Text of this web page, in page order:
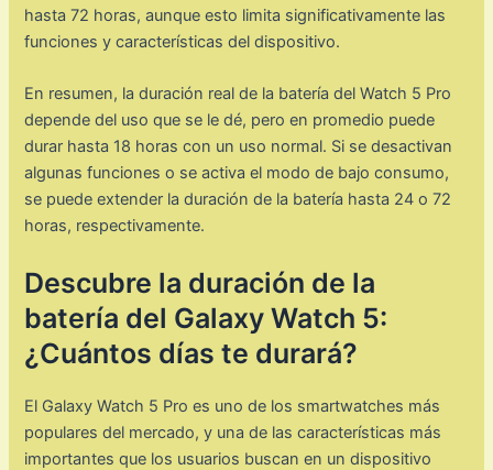
hasta 72 horas, aunque esto limita significativamente las
funciones y características del dispositivo.
En resumen, la duración real de la batería del Watch 5 Pro
depende del uso que se le dé, pero en promedio puede
durar hasta 18 horas con un uso normal. Si se desactivan
algunas funciones o se activa el modo de bajo consumo,
se puede extender la duración de la batería hasta 24 o 72
horas, respectivamente.
Descubre la duración de la
batería del Galaxy Watch 5:
¿Cuántos días te durará?
El Galaxy Watch 5 Pro es uno de los smartwatches más
populares del mercado, y una de las características más
importantes que los usuarios buscan en un dispositivo